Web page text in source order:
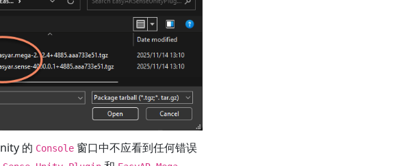
的 Console窗口中不应看到任何错误